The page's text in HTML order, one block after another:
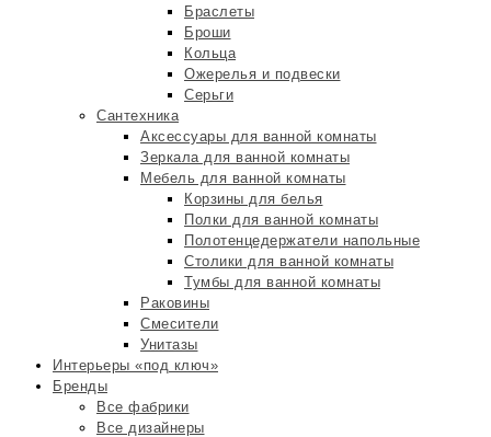
Браслеты
Броши
Кольца
Ожерелья и подвески
Серьги
Сантехника
Аксессуары для ванной комнаты
Зеркала для ванной комнаты
Мебель для ванной комнаты
Корзины для белья
Полки для ванной комнаты
Полотенцедержатели напольные
Столики для ванной комнаты
Тумбы для ванной комнаты
Раковины
Смесители
Унитазы
Интерьеры «под ключ»
Бренды
Все фабрики
Все дизайнеры